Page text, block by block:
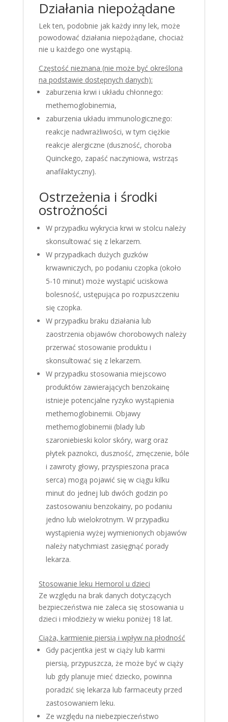
Działania niepożądane
Lek ten, podobnie jak każdy inny lek, może
powodować działania niepożądane, chociaż
nie u każdego one wystąpią.
Częstość nieznana (nie może być określona
na podstawie dostępnych danych):
zaburzenia krwi i układu chłonnego:
methemoglobinemia,
zaburzenia układu immunologicznego:
reakcje nadwrażliwości, w tym ciężkie
reakcje alergiczne (duszność, choroba
Quinckego, zapaść naczyniowa, wstrząs
anafilaktyczny).
Ostrzeżenia i środki
ostrożności
W przypadku wykrycia krwi w stolcu należy
skonsultować się z lekarzem.
W przypadkach dużych guzków
krwawniczych, po podaniu czopka (około
5-10 minut) może wystąpić uciskowa
bolesność, ustępująca po rozpuszczeniu
się czopka.
W przypadku braku działania lub
zaostrzenia objawów chorobowych należy
przerwać stosowanie produktu i
skonsultować się z lekarzem.
W przypadku stosowania miejscowo
produktów zawierających benzokainę
istnieje potencjalne ryzyko wystąpienia
methemoglobinemii. Objawy
methemoglobinemii (blady lub
szaroniebieski kolor skóry, warg oraz
płytek paznokci, duszność, zmęczenie, bóle
i zawroty głowy, przyspieszona praca
serca) mogą pojawić się w ciągu kilku
minut do jednej lub dwóch godzin po
zastosowaniu benzokainy, po podaniu
jedno lub wielokrotnym. W przypadku
wystąpienia wyżej wymienionych objawów
należy natychmiast zasięgnąć porady
lekarza.
Stosowanie leku Hemorol u dzieci
Ze względu na brak danych dotyczących
bezpieczeństwa nie zaleca się stosowania u
dzieci i młodzieży w wieku poniżej 18 lat.
Ciąża, karmienie piersią i wpływ na płodność
Gdy pacjentka jest w ciąży lub karmi
piersią, przypuszcza, że może być w ciąży
lub gdy planuje mieć dziecko, powinna
poradzić się lekarza lub farmaceuty przed
zastosowaniem leku.
Ze względu na niebezpieczeństwo